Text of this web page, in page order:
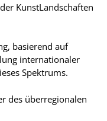
KunstLandschaften
basierend auf
internationaler
Spektrums.
des überregionalen